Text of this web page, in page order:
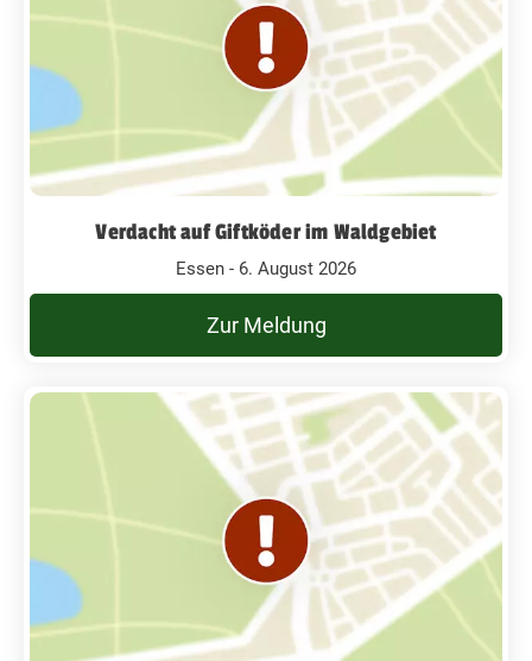
Verdacht auf Giftköder im Waldgebiet
Essen - 6. August 2026
Zur Meldung